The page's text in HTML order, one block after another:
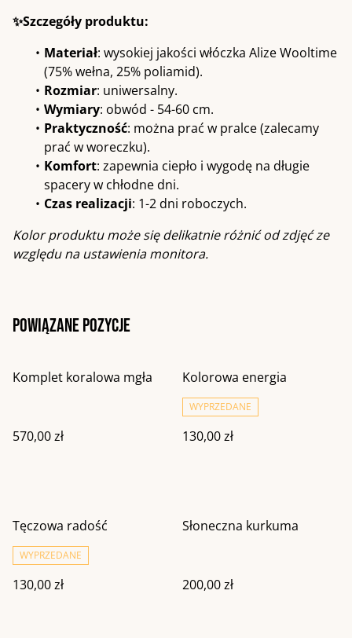
✨Szczegóły produktu:
Materiał: wysokiej jakości włóczka Alize Wooltime
(75% wełna, 25% poliamid).
Rozmiar: uniwersalny.
Wymiary: obwód - 54-60 cm.
Praktyczność: można prać w pralce (zalecamy
prać w woreczku).
Komfort: zapewnia ciepło i wygodę na długie
spacery w chłodne dni.
Czas realizacji: 1-2 dni roboczych.
Kolor produktu może się delikatnie różnić od zdjęć ze
względu na ustawienia monitora.
Powiązane pozycje
Komplet koralowa mgła
570,00 zł
Kolorowa energia
WYPRZEDANE
130,00 zł
Tęczowa radość
WYPRZEDANE
130,00 zł
Słoneczna kurkuma
200,00 zł